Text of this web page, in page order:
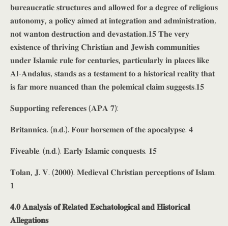
𝐛𝐮𝐫𝐞𝐚𝐮𝐜𝐫𝐚𝐭𝐢𝐜 𝐬𝐭𝐫𝐮𝐜𝐭𝐮𝐫𝐞𝐬 𝐚𝐧𝐝 𝐚𝐥𝐥𝐨𝐰𝐞𝐝 𝐟𝐨𝐫 𝐚 𝐝𝐞𝐠𝐫𝐞𝐞 𝐨𝐟 𝐫𝐞𝐥𝐢𝐠𝐢𝐨𝐮𝐬
𝐚𝐮𝐭𝐨𝐧𝐨𝐦𝐲, 𝐚 𝐩𝐨𝐥𝐢𝐜𝐲 𝐚𝐢𝐦𝐞𝐝 𝐚𝐭 𝐢𝐧𝐭𝐞𝐠𝐫𝐚𝐭𝐢𝐨𝐧 𝐚𝐧𝐝 𝐚𝐝𝐦𝐢𝐧𝐢𝐬𝐭𝐫𝐚𝐭𝐢𝐨𝐧,
𝐧𝐨𝐭 𝐰𝐚𝐧𝐭𝐨𝐧 𝐝𝐞𝐬𝐭𝐫𝐮𝐜𝐭𝐢𝐨𝐧 𝐚𝐧𝐝 𝐝𝐞𝐯𝐚𝐬𝐭𝐚𝐭𝐢𝐨𝐧.𝟏𝟓 𝐓𝐡𝐞 𝐯𝐞𝐫𝐲
𝐞𝐱𝐢𝐬𝐭𝐞𝐧𝐜𝐞 𝐨𝐟 𝐭𝐡𝐫𝐢𝐯𝐢𝐧𝐠 𝐂𝐡𝐫𝐢𝐬𝐭𝐢𝐚𝐧 𝐚𝐧𝐝 𝐉𝐞𝐰𝐢𝐬𝐡 𝐜𝐨𝐦𝐦𝐮𝐧𝐢𝐭𝐢𝐞𝐬
𝐮𝐧𝐝𝐞𝐫 𝐈𝐬𝐥𝐚𝐦𝐢𝐜 𝐫𝐮𝐥𝐞 𝐟𝐨𝐫 𝐜𝐞𝐧𝐭𝐮𝐫𝐢𝐞𝐬, 𝐩𝐚𝐫𝐭𝐢𝐜𝐮𝐥𝐚𝐫𝐥𝐲 𝐢𝐧 𝐩𝐥𝐚𝐜𝐞𝐬 𝐥𝐢𝐤𝐞
𝐀𝐥-𝐀𝐧𝐝𝐚𝐥𝐮𝐬, 𝐬𝐭𝐚𝐧𝐝𝐬 𝐚𝐬 𝐚 𝐭𝐞𝐬𝐭𝐚𝐦𝐞𝐧𝐭 𝐭𝐨 𝐚 𝐡𝐢𝐬𝐭𝐨𝐫𝐢𝐜𝐚𝐥 𝐫𝐞𝐚𝐥𝐢𝐭𝐲 𝐭𝐡𝐚𝐭
𝐢𝐬 𝐟𝐚𝐫 𝐦𝐨𝐫𝐞 𝐧𝐮𝐚𝐧𝐜𝐞𝐝 𝐭𝐡𝐚𝐧 𝐭𝐡𝐞 𝐩𝐨𝐥𝐞𝐦𝐢𝐜𝐚𝐥 𝐜𝐥𝐚𝐢𝐦 𝐬𝐮𝐠𝐠𝐞𝐬𝐭𝐬.𝟏𝟓
𝐒𝐮𝐩𝐩𝐨𝐫𝐭𝐢𝐧𝐠 𝐫𝐞𝐟𝐞𝐫𝐞𝐧𝐜𝐞𝐬 (𝐀𝐏𝐀 𝟕):
𝐁𝐫𝐢𝐭𝐚𝐧𝐧𝐢𝐜𝐚. (𝐧.𝐝.). 𝐅𝐨𝐮𝐫 𝐡𝐨𝐫𝐬𝐞𝐦𝐞𝐧 𝐨𝐟 𝐭𝐡𝐞 𝐚𝐩𝐨𝐜𝐚𝐥𝐲𝐩𝐬𝐞. 𝟒
𝐅𝐢𝐯𝐞𝐚𝐛𝐥𝐞. (𝐧.𝐝.). 𝐄𝐚𝐫𝐥𝐲 𝐈𝐬𝐥𝐚𝐦𝐢𝐜 𝐜𝐨𝐧𝐪𝐮𝐞𝐬𝐭𝐬. 𝟏𝟓
𝐓𝐨𝐥𝐚𝐧, 𝐉. 𝐕. (𝟐𝟎𝟎𝟎). 𝐌𝐞𝐝𝐢𝐞𝐯𝐚𝐥 𝐂𝐡𝐫𝐢𝐬𝐭𝐢𝐚𝐧 𝐩𝐞𝐫𝐜𝐞𝐩𝐭𝐢𝐨𝐧𝐬 𝐨𝐟 𝐈𝐬𝐥𝐚𝐦.
𝟏
𝟒.𝟎 𝐀𝐧𝐚𝐥𝐲𝐬𝐢𝐬 𝐨𝐟 𝐑𝐞𝐥𝐚𝐭𝐞𝐝 𝐄𝐬𝐜𝐡𝐚𝐭𝐨𝐥𝐨𝐠𝐢𝐜𝐚𝐥 𝐚𝐧𝐝 𝐇𝐢𝐬𝐭𝐨𝐫𝐢𝐜𝐚𝐥
𝐀𝐥𝐥𝐞𝐠𝐚𝐭𝐢𝐨𝐧𝐬